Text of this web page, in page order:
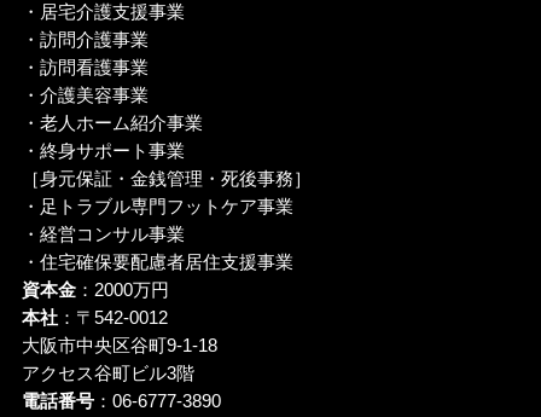
・居宅介護支援事業
・訪問介護事業
・訪問看護事業
・介護美容事業
・老人ホーム紹介事業
・終身サポート事業
［身元保証・金銭管理・死後事務］
・足トラブル専門フットケア事業
・経営コンサル事業
・住宅確保要配慮者居住支援事業
資本金：2000万円
本社：〒542-0012
大阪市中央区谷町9-1-18
アクセス谷町ビル3階
電話番号：06-6777-3890